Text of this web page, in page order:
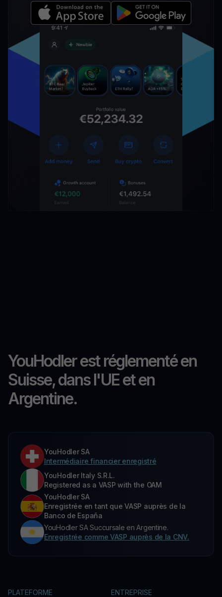
YouHodler est réglementé en
Suisse, dans l'UE et en
Argentine.
YouHodler SA
Intermédiaire financier enregistré
YouHodler Italy S.R.L.
Registered as a VASP with the OAM
YouHodler SA
Enregistrée en tant que VASP auprès de la
Banco de España
YouHodler SA Succursale en Argentine.
Enregistrée comme VASP auprès de la CNV.
PLATEFORME ENTREPRISE